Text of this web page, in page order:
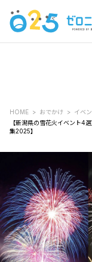
HOME おでかけ
イベ
【新潟県の雪花火イベント4
集2025】